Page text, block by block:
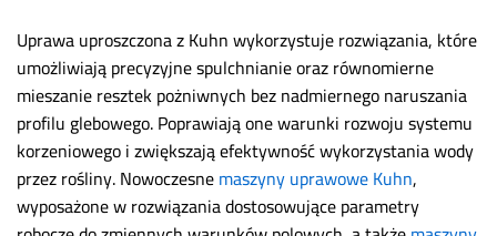
Uprawa uproszczona z Kuhn wykorzystuje rozwiązania, które
umożliwiają precyzyjne spulchnianie oraz równomierne
mieszanie resztek pożniwnych bez nadmiernego naruszania
profilu glebowego. Poprawiają one warunki rozwoju systemu
korzeniowego i zwiększają efektywność wykorzystania wody
przez rośliny. Nowoczesnemaszyny uprawowe Kuhn,
wyposażone w rozwiązania dostosowujące parametry